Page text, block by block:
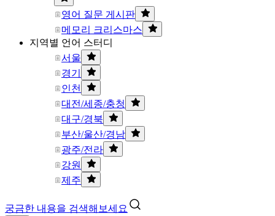
영어 질문 게시판
메모리 크리스마스
지역별 언어 스터디
서울
경기
인천
대전/세종/충청
대구/경북
부산/울산/경남
광주/전라
강원
제주
궁금한 내용을 검색해보세요